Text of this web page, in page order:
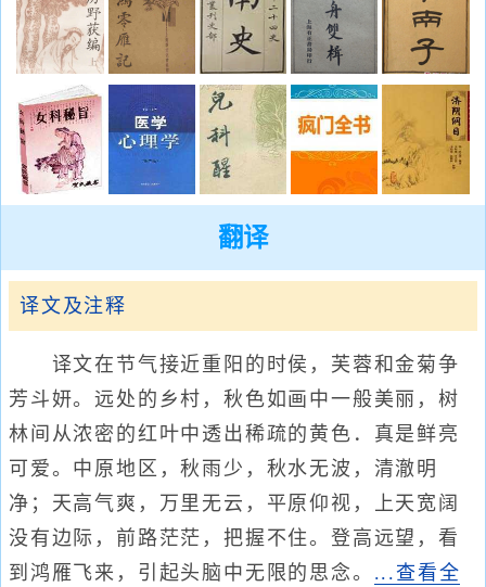
翻译
译文及注释
译文在节气接近重阳的时侯，芙蓉和金菊争
芳斗妍。远处的乡村，秋色如画中一般美丽，树
林间从浓密的红叶中透出稀疏的黄色．真是鲜亮
可爱。中原地区，秋雨少，秋水无波，清澈明
净；天高气爽，万里无云，平原仰视，上天宽阔
没有边际，前路茫茫，把握不住。登高远望，看
到鸿雁飞来，引起头脑中无限的思念。 ...查看全